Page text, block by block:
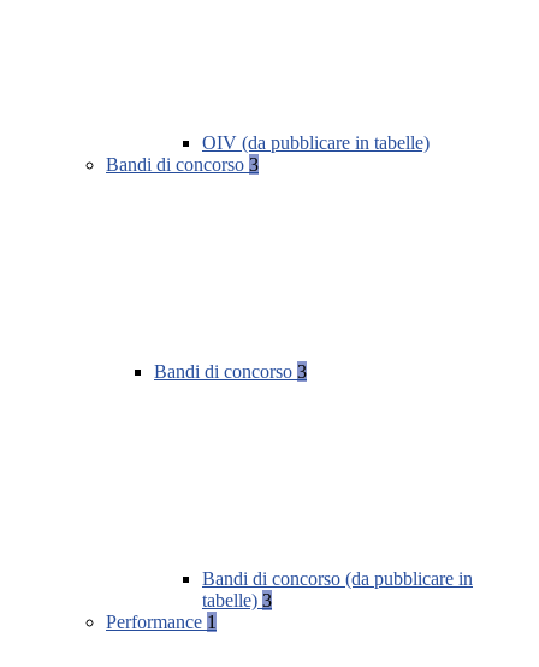
OIV (da pubblicare in tabelle)
Bandi di concorso 3
Bandi di concorso 3
Bandi di concorso (da pubblicare in
tabelle) 3
Performance 1